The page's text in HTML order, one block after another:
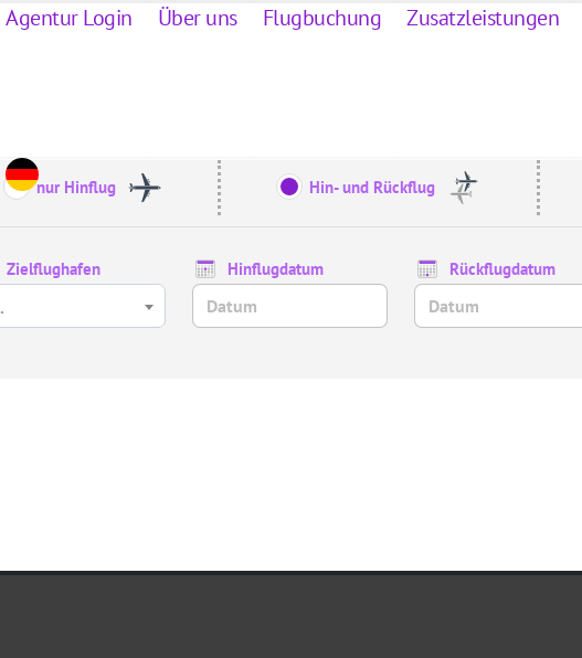
Agentur Login Über uns Flugbuchung Zusatzleistungen
nur Hinflug Hin- und Rückflug
Zielflughafen Hinflugdatum Rückflugdatum